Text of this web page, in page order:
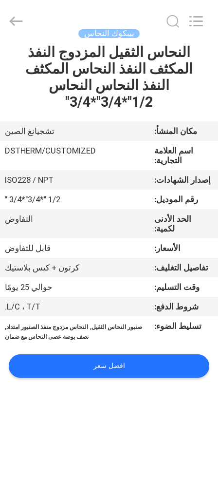
الصفحة
الرئيسية
حولنا
في
المصنع
مراقبة
الجودة
اتصل
أخبار
القضايا
خريطة
LIMITED.
بيبكوك النحاس
النحاس الثقيل المزدوج النفذ
المكثف النفذ النحاس المكثف
النفذ النحاس النحاس
1/2"*3/4"*3/4"
مكان المنشأ:
تشجيانغ الصين
اسم العلامة
التجارية:
DSTHERM/CUSTOMIZED
إصدار الشهادات:
ISO228 / NPT
رقم الموديل:
1/2 "*3/4"*3/4 "
الحد الأدنى
لكمية:
التفاوض
الأسعار:
قابل للتفاوض
تفاصيل التغليف:
كرتون + كيس بلاستيك
وقت التسليم:
حوالي 25 يومًا
شروط الدفع:
L/C ، T/T.
تسليط الضوء:
صنبور النحاس الثقيل, النحاس مزدوج منفذ الصنبور امتداد,
نصف بوصة عصى النحاس مع ضمان
افضل سعر